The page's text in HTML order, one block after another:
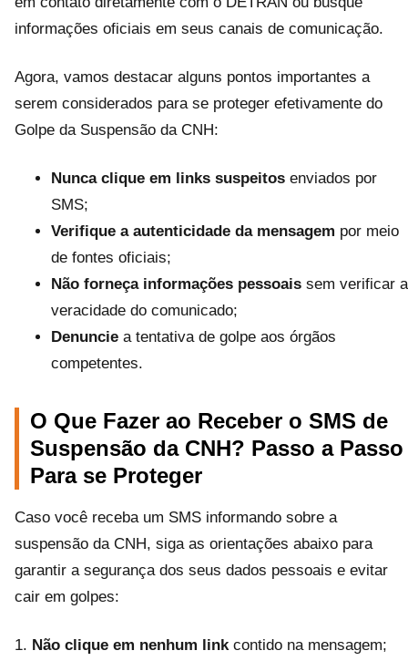
informações oficiais em seus canais de comunicação.
Agora, vamos destacar alguns pontos importantes a
serem considerados para se proteger efetivamente do
Golpe da Suspensão da CNH:
Nunca clique em links suspeitos enviados por
SMS;
Verifique a autenticidade da mensagem por meio
de fontes oficiais;
Não forneça informações pessoais sem verificar a
veracidade do comunicado;
Denuncie a tentativa de golpe aos órgãos
competentes.
O Que Fazer ao Receber o SMS de
Suspensão da CNH? Passo a Passo
Para se Proteger
Caso você receba um SMS informando sobre a
suspensão da CNH, siga as orientações abaixo para
garantir a segurança dos seus dados pessoais e evitar
cair em golpes:
1. Não clique em nenhum linkcontido na mensagem;